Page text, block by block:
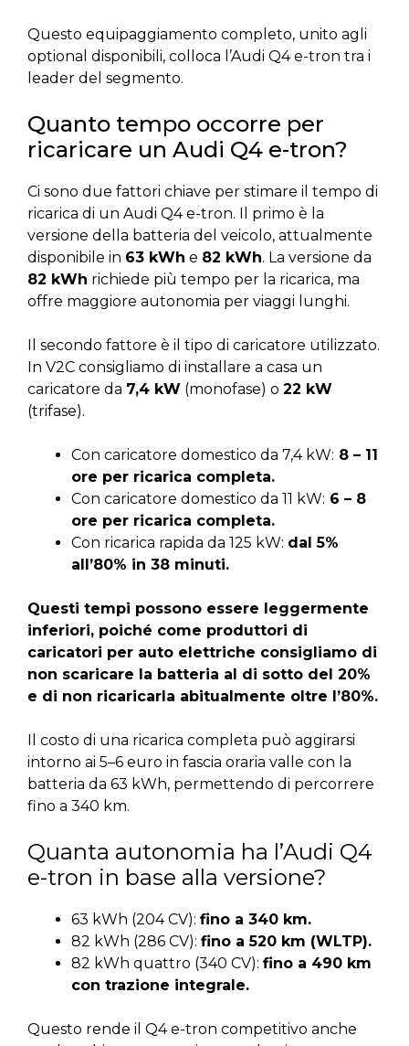
Questo equipaggiamento completo, unito agli
optional disponibili, colloca l’Audi Q4 e-tron tra i
leader del segmento.
Quanto tempo occorre per
ricaricare un Audi Q4 e-tron?
Ci sono due fattori chiave per stimare il tempo di
ricarica di un Audi Q4 e-tron. Il primo è la
versione della batteria del veicolo, attualmente
disponibile in 63 kWh e 82 kWh. La versione da
82 kWh richiede più tempo per la ricarica, ma
offre maggiore autonomia per viaggi lunghi.
Il secondo fattore è il tipo di caricatore utilizzato.
In V2C consigliamo di installare a casa un
caricatore da 7,4 kW (monofase) o 22 kW
(trifase).
Con caricatore domestico da 7,4 kW: 8 – 11
ore per ricarica completa.
Con caricatore domestico da 11 kW: 6 – 8
ore per ricarica completa.
Con ricarica rapida da 125 kW: dal 5%
all’80% in 38 minuti.
Questi tempi possono essere leggermente
inferiori, poiché come produttori di
caricatori per auto elettriche consigliamo di
non scaricare la batteria al di sotto del 20%
e di non ricaricarla abitualmente oltre l’80%.
Il costo di una ricarica completa può aggirarsi
intorno ai 5–6 euro in fascia oraria valle con la
batteria da 63 kWh, permettendo di percorrere
fino a 340 km.
Quanta autonomia ha l’Audi Q4
e-tron in base alla versione?
63 kWh (204 CV): fino a 340 km.
82 kWh (286 CV): fino a 520 km (WLTP).
82 kWh quattro (340 CV): fino a 490 km
con trazione integrale.
Questo rende il Q4 e-tron competitivo anche